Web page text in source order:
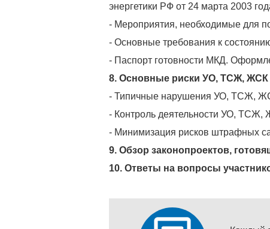
энергетики РФ от 24 марта 2003
- Мероприятия, необходимые для
- Основные требования к
- Паспорт готовности МКД.
8. Основные риски УО, ТСЖ, ЖСК
- Типичные нарушения УО, ТСЖ,
- Контроль деятельности УО,
- Минимизация рисков штрафных
9. Обзор законопроектов,
10. Ответы на вопросы